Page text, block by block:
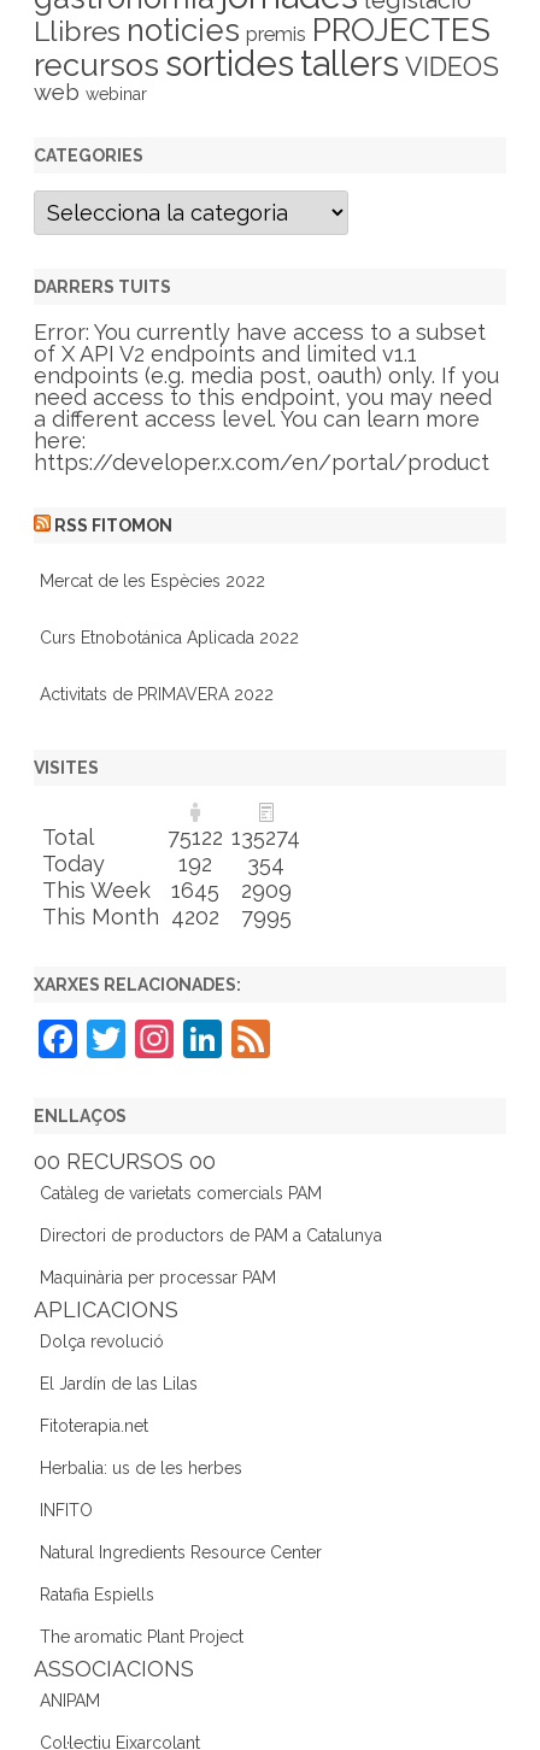
Llibres noticies premis PROJECTES
recursos sortides tallers VIDEOS
web webinar
CATEGORIES
C
t
g
r
i
e
s
DARRERS TUITS
Error: You currently have access to a subset
of X API V2 endpoints and limited v1.1
endpoints (e.g. media post, oauth) only. If you
need access to this endpoint, you may need
a different access level. You can learn more
here:
https://developer.x.com/en/portal/product
RSS FITOMON
Mercat de les Espècies 2022
Curs Etnobotánica Aplicada 2022
Activitats de PRIMAVERA 2022
VISITES
Total 75122 135274
Today
192
354
This Week
1645
2909
This Month 4202 7995
XARXES RELACIONADES:
F
c
e
b
o
o
k
T
er
In
gr
a
m
Li
dI
n
ENLLAÇOS
00 RECURSOS 00
Catàleg de varietats comercials PAM
Directori de productors de PAM a Catalunya
Maquinària per processar PAM
APLICACIONS
Dolça revolució
El Jardín de las Lilas
Fitoterapia.net
Herbalia: us de les herbes
INFITO
Natural Ingredients Resource Center
Ratafia Espiells
The aromatic Plant Project
ASSOCIACIONS
ANIPAM
Col·lectiu Eixarcolant